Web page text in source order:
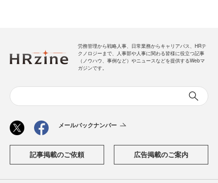
労務管理から戦略人事、日常業務からキャリアパス、HRテ
クノロジーまで、人事部や人事に関わる皆様に役立つ記事
（ノウハウ、事例など）やニュースなどを提供するWebマ
ガジンです。
メールバックナンバー
記事掲載のご依頼 広告掲載のご案内